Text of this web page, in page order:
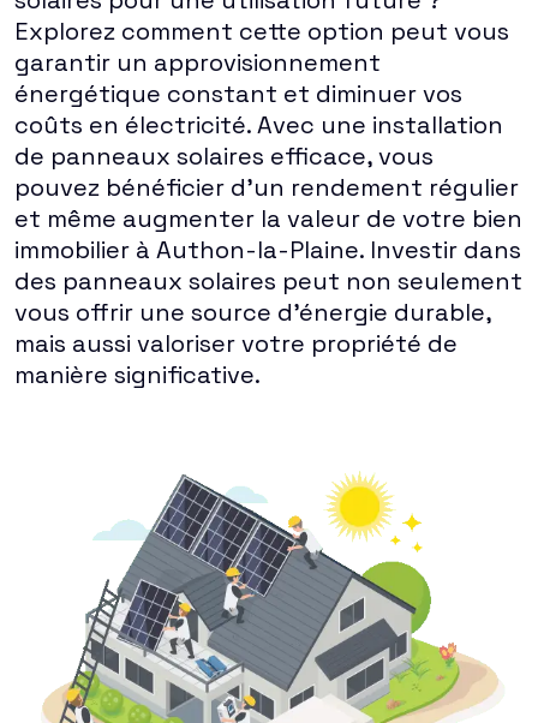
Explorez comment cette option peut vous
garantir un approvisionnement
énergétique constant et diminuer vos
coûts en électricité. Avec une installation
de panneaux solaires efficace, vous
pouvez bénéficier d'un rendement régulier
et même augmenter la valeur de votre bien
immobilier à Authon-la-Plaine. Investir dans
des panneaux solaires peut non seulement
vous offrir une source d'énergie durable,
mais aussi valoriser votre propriété de
manière significative.